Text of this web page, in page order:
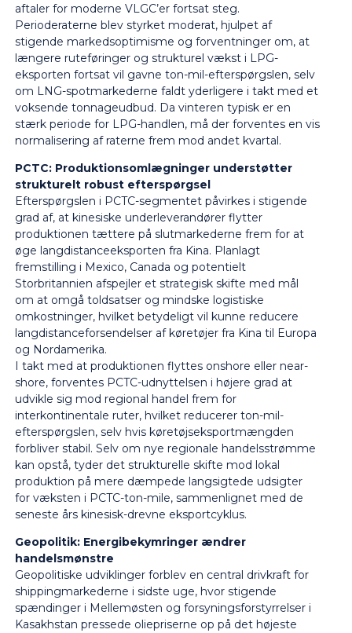
aftaler for moderne VLGC’er fortsat steg.
Perioderaterne blev styrket moderat, hjulpet af
stigende markedsoptimisme og forventninger om, at
længere ruteføringer og strukturel vækst i LPG-
eksporten fortsat vil gavne ton-mil-efterspørgslen, selv
om LNG-spotmarkederne faldt yderligere i takt med et
voksende tonnageudbud. Da vinteren typisk er en
stærk periode for LPG-handlen, må der forventes en vis
normalisering af raterne frem mod andet kvartal.
PCTC: Produktionsomlægninger understøtter
strukturelt robust efterspørgsel
Efterspørgslen i PCTC-segmentet påvirkes i stigende
grad af, at kinesiske underleverandører flytter
produktionen tættere på slutmarkederne frem for at
øge langdistanceeksporten fra Kina. Planlagt
fremstilling i Mexico, Canada og potentielt
Storbritannien afspejler et strategisk skifte med mål
om at omgå toldsatser og mindske logistiske
omkostninger, hvilket betydeligt vil kunne reducere
langdistanceforsendelser af køretøjer fra Kina til Europa
og Nordamerika.
I takt med at produktionen flyttes onshore eller near-
shore, forventes PCTC-udnyttelsen i højere grad at
udvikle sig mod regional handel frem for
interkontinentale ruter, hvilket reducerer ton-mil-
efterspørgslen, selv hvis køretøjseksportmængden
forbliver stabil. Selv om nye regionale handelsstrømme
kan opstå, tyder det strukturelle skifte mod lokal
produktion på mere dæmpede langsigtede udsigter
for væksten i PCTC-ton-mile, sammenlignet med de
seneste års kinesisk-drevne eksportcyklus.
Geopolitik: Energibekymringer ændrer
handelsmønstre
Geopolitiske udviklinger forblev en central drivkraft for
shippingmarkederne i sidste uge, hvor stigende
spændinger i Mellemøsten og forsyningsforstyrrelser i
Kasakhstan pressede oliepriserne op på det højeste